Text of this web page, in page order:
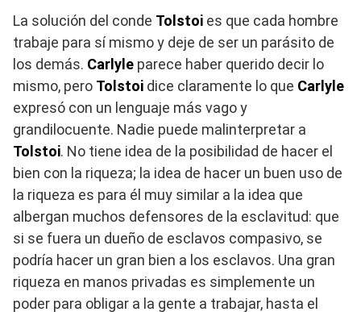
La solución del conde Tolstoi es que cada hombre
trabaje para sí mismo y deje de ser un parásito de
los demás. Carlyle parece haber querido decir lo
mismo, pero Tolstoi dice claramente lo que Carlyle
expresó con un lenguaje más vago y
grandilocuente. Nadie puede malinterpretar a
Tolstoi. No tiene idea de la posibilidad de hacer el
bien con la riqueza; la idea de hacer un buen uso de
la riqueza es para él muy similar a la idea que
albergan muchos defensores de la esclavitud: que
si se fuera un dueño de esclavos compasivo, se
podría hacer un gran bien a los esclavos. Una gran
riqueza en manos privadas es simplemente un
poder para obligar a la gente a trabajar, hasta el